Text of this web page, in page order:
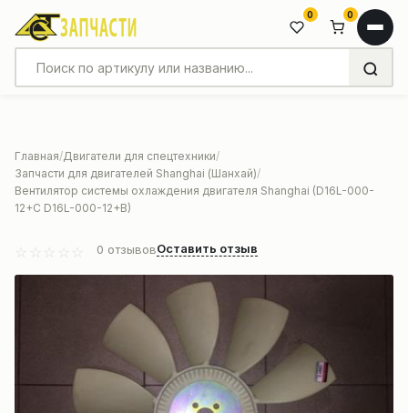
0 0
Главная Двигатели для спецтехники
Запчасти для двигателей Shanghai (Шанхай)
Вентилятор системы охлаждения двигателя Shanghai (D16L-000-
12+C D16L-000-12+B)
0 отзывовОставить отзыв